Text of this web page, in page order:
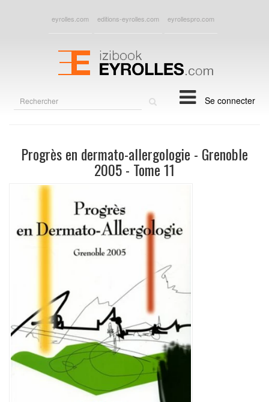
eyrolles.com editions-eyrolles.com eyrollespro.com
Se connecter
Progrès en dermato-allergologie - Grenoble
2005 - Tome 11